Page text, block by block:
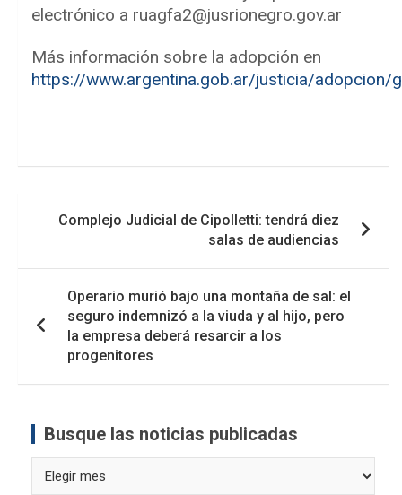
electrónico a ruagfa2@jusrionegro.gov.ar
Más información sobre la adopción en
https://www.argentina.gob.ar/justicia/adopcion/
Complejo Judicial de Cipolletti: tendrá diez
salas de audiencias
Operario murió bajo una montaña de sal: el
seguro indemnizó a la viuda y al hijo, pero
la empresa deberá resarcir a los
progenitores
Busque las noticias publicadas
las